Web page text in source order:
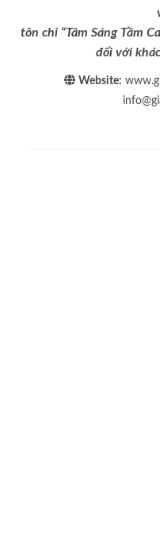
tôn chỉ “Tâm Sáng Tầm
đối với
Website: